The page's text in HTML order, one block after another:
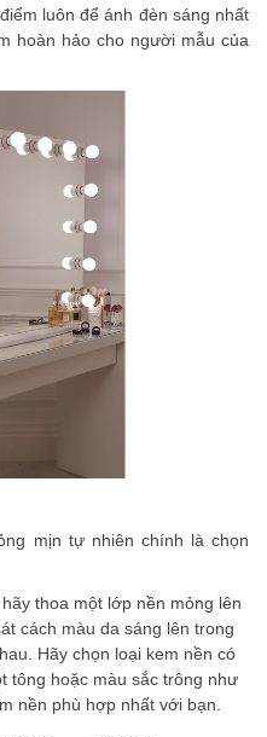
luôn để ánh đèn sáng nhất
hoàn hảo cho người mẫu của
mịn tự nhiên chính là chọn
thoa một lớp nền mỏng lên
cách màu da sáng lên trong
Hãy chọn loại kem nền có
tông hoặc màu sắc trông như
nền phù hợp nhất với bạn.